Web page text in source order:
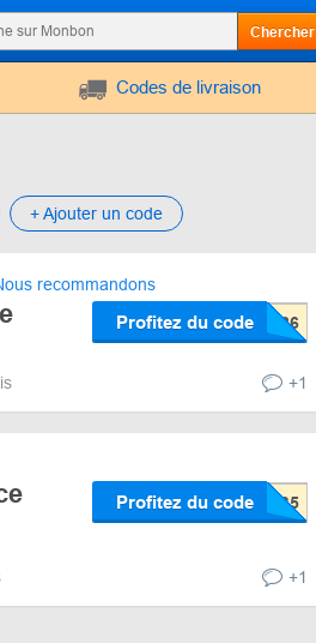
Chercher
Codes de livraison
+ Ajouter un code
recommandons
Profitez du code
+1
Profitez du code
+1